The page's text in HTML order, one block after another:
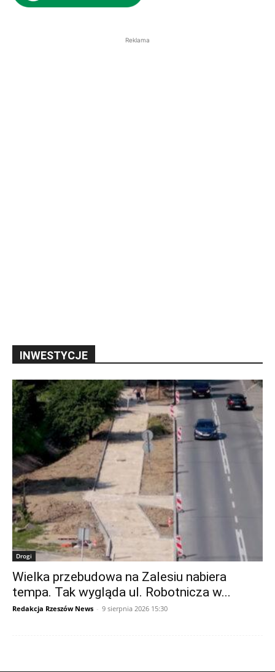
Reklama
INWESTYCJE
Drogi
Wielka przebudowa na Zalesiu nabiera
tempa. Tak wygląda ul. Robotnicza w...
Redakcja Rzeszów News - 9 sierpnia 2026 15:30